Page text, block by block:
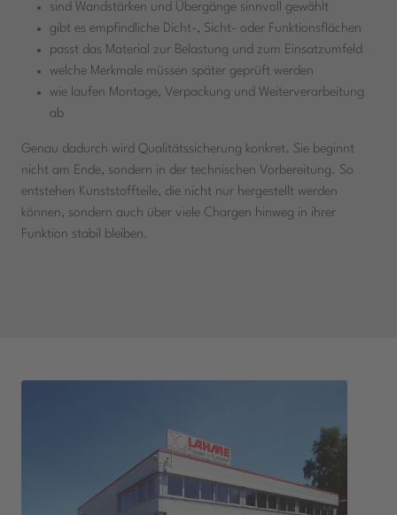
sind Wandstärken und Übergänge sinnvoll gewählt
gibt es empfindliche Dicht-, Sicht- oder Funktionsflächen
passt das Material zur Belastung und zum Einsatzumfeld
welche Merkmale müssen später geprüft werden
wie laufen Montage, Verpackung und Weiterverarbeitung
ab
Genau dadurch wird Qualitätssicherung konkret. Sie beginnt
nicht am Ende, sondern in der technischen Vorbereitung. So
entstehen Kunststoffteile, die nicht nur hergestellt werden
können, sondern auch über viele Chargen hinweg in ihrer
Funktion stabil bleiben.